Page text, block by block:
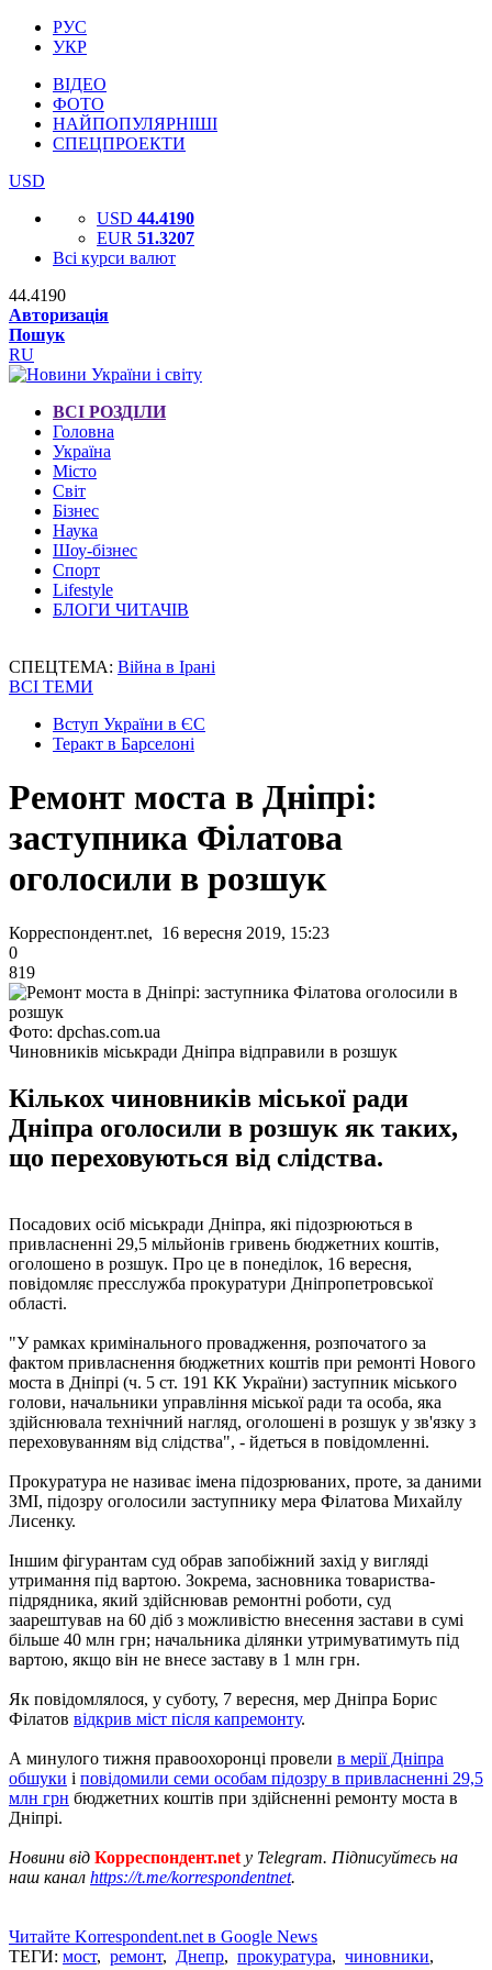
РУС
УКР
ВІДЕО
ФОТО
НАЙПОПУЛЯРНІШІ
СПЕЦПРОЕКТИ
USD
USD 44.4190
EUR 51.3207
Всі курси валют
44.4190
Авторизація
Пошук
RU
ВСІ РОЗДІЛИ
Головна
Україна
Місто
Світ
Бізнес
Наука
Шоу-бізнес
Спорт
Lifestyle
БЛОГИ ЧИТАЧІВ
СПЕЦТЕМА: Війна в Ірані
ВСІ ТЕМИ
Вступ України в ЄС
Теракт в Барселоні
Ремонт моста в Дніпрі:
заступника Філатова
оголосили в розшук
Корреспондент.net, 16 вересня 2019, 15:23
0
819
Фото: dpchas.com.ua
Чиновників міськради Дніпра відправили в розшук
Кількох чиновників міської ради
Дніпра оголосили в розшук як таких,
що переховуються від слідства.
Посадових осіб міськради Дніпра, які підозрюються в
привласненні 29,5 мільйонів гривень бюджетних коштів,
оголошено в розшук. Про це в понеділок, 16 вересня,
повідомляє пресслужба прокуратури Дніпропетровської
області.
"У рамках кримінального провадження, розпочатого за
фактом привласнення бюджетних коштів при ремонті Нового
моста в Дніпрі (ч. 5 ст. 191 КК України) заступник міського
голови, начальники управління міської ради та особа, яка
здійснювала технічний нагляд, оголошені в розшук у зв'язку з
переховуванням від слідства", - йдеться в повідомленні.
Прокуратура не називає імена підозрюваних, проте, за даними
ЗМІ, підозру оголосили заступнику мера Філатова Михайлу
Лисенку.
Іншим фігурантам суд обрав запобіжний захід у вигляді
утримання під вартою. Зокрема, засновника товариства-
підрядника, який здійснював ремонтні роботи, суд
заарештував на 60 діб з можливістю внесення застави в сумі
більше 40 млн грн; начальника ділянки утримуватимуть під
вартою, якщо він не внесе заставу в 1 млн грн.
Як повідомлялося, у суботу, 7 вересня, мер Дніпра Борис
Філатов відкрив міст після капремонту.
А минулого тижня правоохоронці провели в мерії Дніпра
обшуки і повідомили семи особам підозру в привласненні 29,5
млн грн бюджетних коштів при здійсненні ремонту моста в
Дніпрі.
Новини від Корреспондент.net у Telegram. Підписуйтесь на
наш канал https://t.me/korrespondentnet.
Читайте Korrespondent.net в Google News
ТЕГИ: мост, ремонт, Днепр, прокуратура, чиновники,